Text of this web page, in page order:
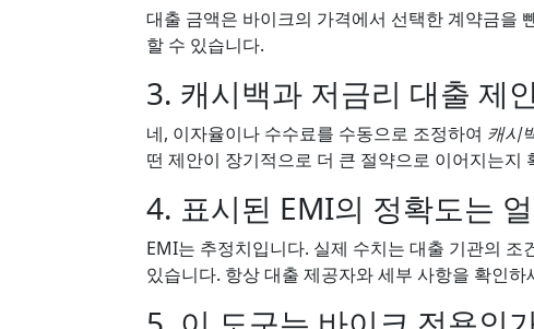
대출 금액은 바이크의 가격에서 선택한 계약금을
할 수 있습니다.
3. 캐시백과 저금리 대출 제
네, 이자율이나 수수료를 수동으로 조정하여 캐시
떤 제안이 장기적으로 더 큰 절약으로 이어지는지
4. 표시된 EMI의 정확도는
EMI는 추정치입니다. 실제 수치는 대출 기관의
있습니다. 항상 대출 제공자와 세부 사항을 확인하